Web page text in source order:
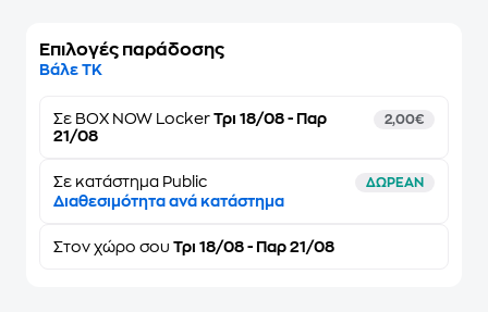
Επιλογές παράδοσης
Βάλε ΤΚ
Σε BOX NOW Locker Τρι 18/08 - Παρ
21/08
2,00€
Σε κατάστημα Public ΔΩΡΕΑΝ
Διαθεσιμότητα ανά κατάστημα
Στον χώρο σου Τρι 18/08 - Παρ 21/08